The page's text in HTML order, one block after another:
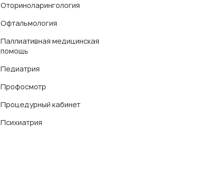
Оториноларингология
Офтальмология
Паллиативная медицинская
помощь
Педиатрия
Профосмотр
Процедурный кабинет
Психиатрия